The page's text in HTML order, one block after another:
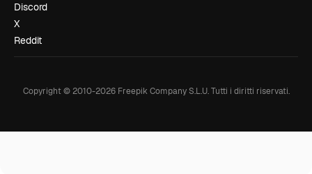
Discord
X
Reddit
Copyright © 2010-2026Freepik Company S.L.U. Tutti i diritti riservati.